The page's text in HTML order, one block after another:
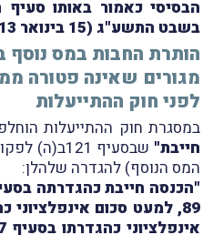
הבסיסי כאמור באותו
בשבט התשע"ג (15 בינואר 2013)."
הותרת החבות במס נוסף
מגורים שאינה פטורה
לפני חוק ההתייעלות
במסגרת חוק ההתייעלות
חייבת"
שבסעיף
המס הנוסף) להגדרה שלהלן: